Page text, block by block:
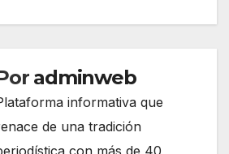
adminweb
informativa que
de una tradición